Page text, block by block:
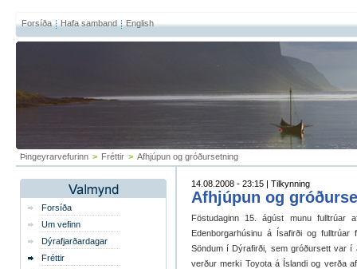
Forsíða Hafa samband English
Þingeyrarvefurinn > Fréttir > Afhjúpun og gróðursetning
Forsíða
Um vefinn
Dýrafjarðardagar
Fréttir
14.08.2008 - 23:15 | Tilkynning
Afhjúpun og
Föstudaginn 15. ágúst munu fulltrúar
Edenborgarhúsinu á Ísafirði og
Söndum í Dýrafirði, sem gróðursett var í
verður merki Toyota á Íslandi og verða